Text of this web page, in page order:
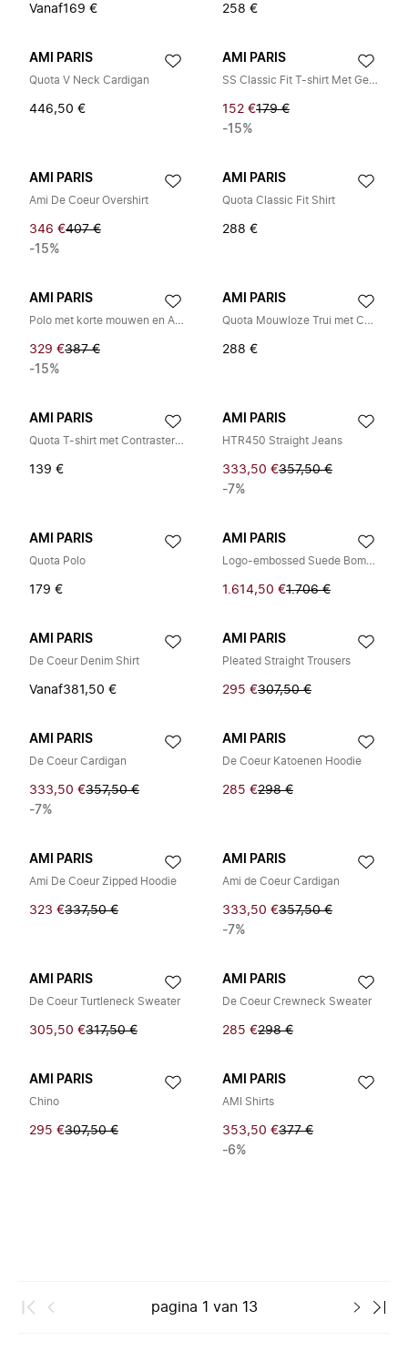
Vanaf169 € 258 €
AMI PARIS
Quota V Neck Cardigan
446,50 €
AMI PARIS
SS Classic Fit T-shirt Met Geborduurd Patch
152 €179 €
-15%
AMI PARIS
Ami De Coeur Overshirt
346 €407 €
-15%
AMI PARIS
Quota Classic Fit Shirt
288 €
AMI PARIS
Polo met korte mouwen en Ami de Coeur patch
329 €387 €
-15%
AMI PARIS
Quota Mouwloze Trui met Contrast
288 €
AMI PARIS
Quota T-shirt met Contrasterend Logo
139 €
AMI PARIS
HTR450 Straight Jeans
333,50 €357,50 €
-7%
AMI PARIS
Quota Polo
179 €
AMI PARIS
Logo-embossed Suede Bomberjack
1.614,50 €1.706 €
AMI PARIS
De Coeur Denim Shirt
Vanaf381,50 €
AMI PARIS
Pleated Straight Trousers
295 €307,50 €
AMI PARIS
De Coeur Cardigan
333,50 €357,50 €
-7%
AMI PARIS
De Coeur Katoenen Hoodie
285 €298 €
AMI PARIS
Ami De Coeur Zipped Hoodie
323 €337,50 €
AMI PARIS
Ami de Coeur Cardigan
333,50 €357,50 €
-7%
AMI PARIS
De Coeur Turtleneck Sweater
305,50 €317,50 €
AMI PARIS
De Coeur Crewneck Sweater
285 €298 €
AMI PARIS
Chino
295 €307,50 €
AMI PARIS
AMI Shirts
353,50 €377 €
-6%
pagina 1 van 13